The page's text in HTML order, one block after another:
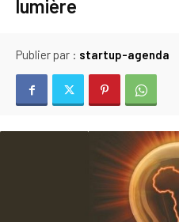
lumière
Publier par : startup-agenda